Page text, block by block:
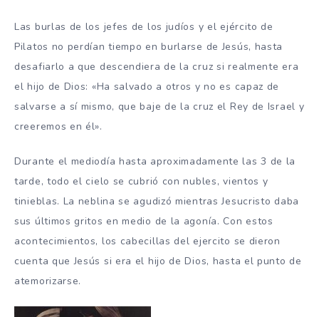
Las burlas de los jefes de los judíos y el ejército de
Pilatos no perdían tiempo en burlarse de Jesús, hasta
desafiarlo a que descendiera de la cruz si realmente era
el hijo de Dios: «Ha salvado a otros y no es capaz de
salvarse a sí mismo, que baje de la cruz el Rey de Israel y
creeremos en él».
Durante el mediodía hasta aproximadamente las 3 de la
tarde, todo el cielo se cubrió con nubles, vientos y
tinieblas. La neblina se agudizó mientras Jesucristo daba
sus últimos gritos en medio de la agonía. Con estos
acontecimientos, los cabecillas del ejercito se dieron
cuenta que Jesús si era el hijo de Dios, hasta el punto de
atemorizarse.